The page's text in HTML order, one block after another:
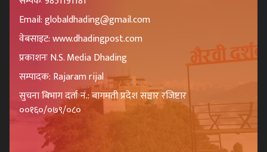
Email: globaldhading@gmail.com
वेबसाइट: www.dhadingpost.com
प्रकाशनः N.S. Media Dhading
सम्पादक: Rajaram rijal
सुचना बिभाग दर्ता नं.: बागमती प्रदेश सञ्चार रजिष्टार
००१६०/०७९/०८०